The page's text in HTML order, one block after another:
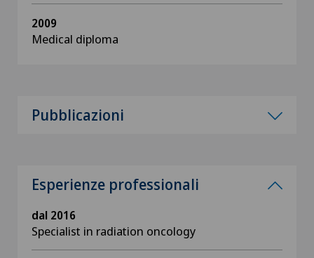
2009
Medical diploma
Pubblicazioni
Esperienze professionali
dal 2016
Specialist in radiation oncology